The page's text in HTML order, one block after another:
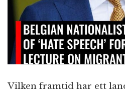
Vilken framtid har ett